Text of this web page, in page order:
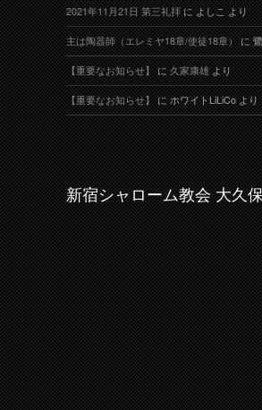
2021年11月21日 第三礼拝によしこより
主は陶器師（エレミヤ18章/使徒18章）に
【重要なお知らせ】に久家康雄より
【重要なお知らせ】にホワイトLiLiCoより
新宿シャローム教会 大久